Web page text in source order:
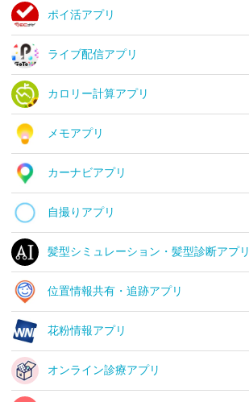
ポイ活アプリ
ライブ配信アプリ
カロリー計算アプリ
メモアプリ
カーナビアプリ
自撮りアプリ
髪型シミュレーション・髪型診断アプリ
位置情報共有・追跡アプリ
花粉情報アプリ
オンライン診療アプリ